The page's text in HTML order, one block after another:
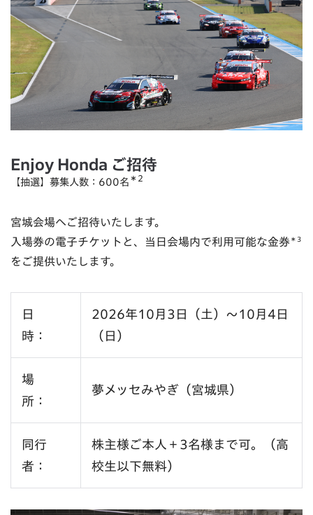
Enjoy Honda ご招待
【抽選】募集人数：600名 ＊2
宮城会場へご招待いたします。
入場券の電子チケットと、当日会場内で利用可能な金券 ＊3
をご提供いたします。
日
時：
2026年10月3日（土）～10月4日
（日）
場
所：
夢メッセみやぎ（宮城県）
同行
者：
株主様ご本人＋3名様まで可。（高
校生以下無料）